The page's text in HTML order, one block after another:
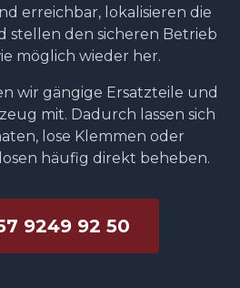
erreichbar, lokalisieren die
stellen den sicheren Betrieb
möglich wieder her.
wir gängige Ersatzteile und
mit. Dadurch lassen sich
lose Klemmen oder
häufig direkt beheben.
9249 92 50